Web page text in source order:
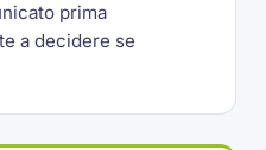
prima
a decidere se